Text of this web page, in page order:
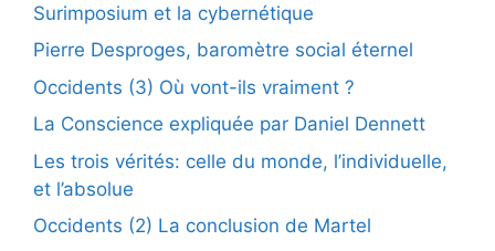
Surimposium et la cybernétique
Pierre Desproges, baromètre social éternel
Occidents (3) Où vont-ils vraiment ?
La Conscience expliquée par Daniel Dennett
Les trois vérités: celle du monde, l’individuelle,
et l’absolue
Occidents (2) La conclusion de Martel